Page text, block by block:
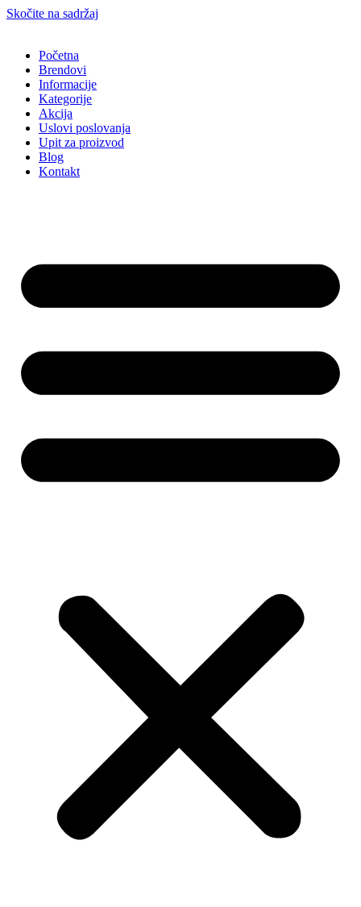
Skočite na sadržaj
Početna
Brendovi
Informacije
Kategorije
Akcija
Uslovi poslovanja
Upit za proizvod
Blog
Kontakt